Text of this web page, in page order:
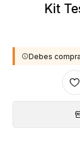
Kit
Debes